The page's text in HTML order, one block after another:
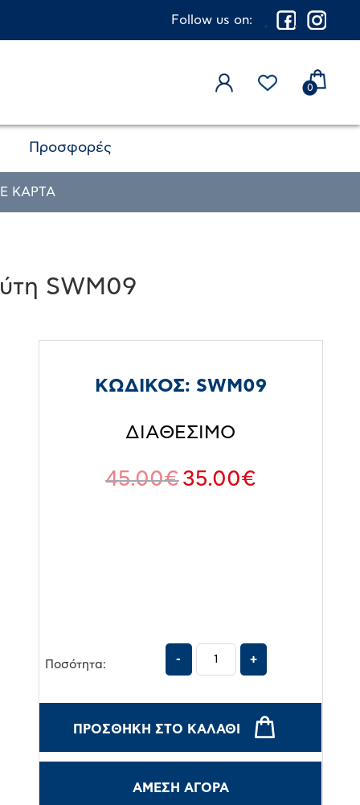
Follow us on:
0
Προσφορές
ΚΑΡΤΑ
SWM09
ΚΩΔΙΚΟΣ: SWM09
ΔΙΑΘΕΣΙΜΟ
45.00€35.00€
Ποσότητα:
ΠΡΟΣΘΉΚΗ ΣΤΟ ΚΑΛΆΘΙ
ΑΜΕΣΗ ΑΓΟΡΑ